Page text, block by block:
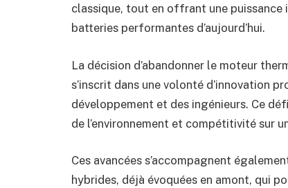
classique, tout en offrant une
batteries performantes d’aujourd’hui.
La décision d’abandonner le moteur
s’inscrit dans une volonté d’innovation
développement et des ingénieurs. Ce
de l’environnement et compétitivité sur
Ces avancées s’accompagnent
hybrides, déjà évoquées en amont, qui